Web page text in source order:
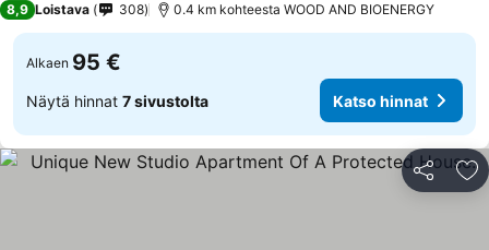
8,9 Loistava 308 0.4 km kohteesta WOOD AND BIOENERGY
Alkaen 95 €
Näytä hinnat 7 sivustolta Katso hinnat
Jaa